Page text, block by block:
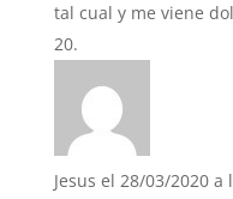
tal cual y me viene
Jesus el 28/03/2020 a